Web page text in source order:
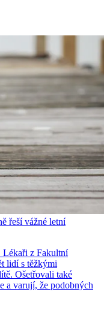
řeší vážné letní
Lékaři z Fakultní
lidí s těžkými
Ošetřovali také
a varují, že podobných